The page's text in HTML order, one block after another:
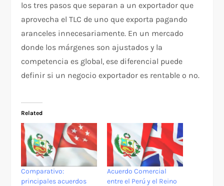
los tres pasos que separan a un exportador que
aprovecha el TLC de uno que exporta pagando
aranceles innecesariamente. En un mercado
donde los márgenes son ajustados y la
competencia es global, ese diferencial puede
definir si un negocio exportador es rentable o no.
Related
Comparativo:
principales acuerdos
Acuerdo Comercial
entre el Perú y el Reino